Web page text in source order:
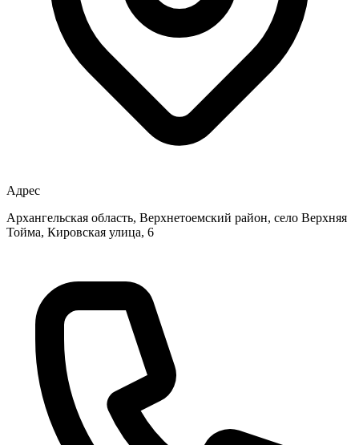
Адрес
Архангельская область, Верхнетоемский район, село Верхняя
Тойма, Кировская улица, 6